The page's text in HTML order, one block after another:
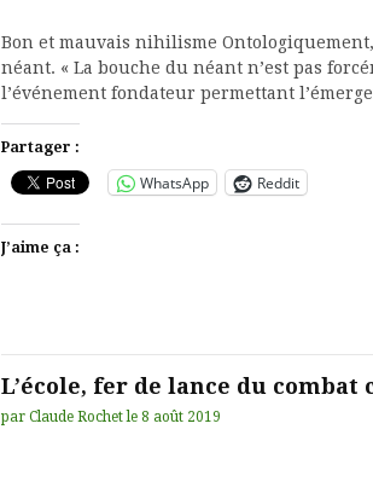
Bon et mauvais nihilisme
néant. « La bouche du néant n’est pas
l’événement fondateur permettant
Partager :
WhatsApp Reddit
J’aime ça :
L’école, fer de lance du
par Claude Rochet le 8 août 2019